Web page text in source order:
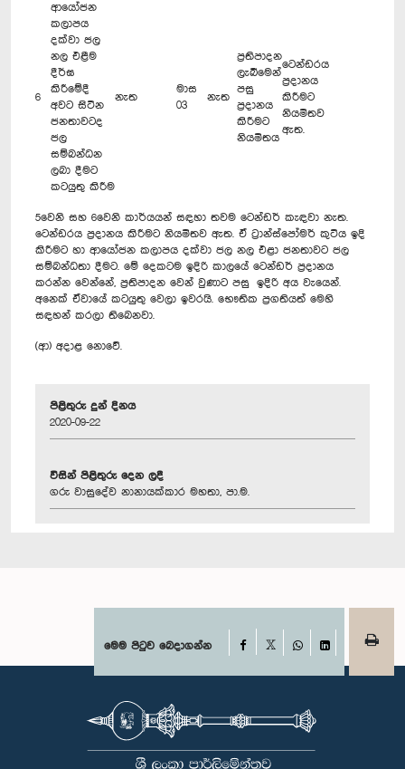
6
ආයෝජන
කලාපය
දක්වා ජල
නල එළීම
දීර්ඝ
කිරීමේදී
අවට සිටින
ජනතාවටද
ජල
සම්බන්ධන
ලබා දීමට
කටයුතු කිරීම
නැත
මාස
03
නැත
ප්‍රතිපාදන
ලැබීමෙන්
පසු
ප්‍රදානය
කිරීමට
නියමිතය
ටෙන්ඩරය
ප්‍රදානය
කිරීමට
නියමිතව
ඇත.
5වෙනි සහ 6වෙනි කාර්යයන් සඳහා තවම ටෙන්ඩර් කැඳවා නැත.
ටෙන්ඩරය ප්‍රදානය කිරීමට නියමිතව ඇත. ඒ ට්‍රාන්ස්පෝමර් කුටිය ඉදි
කිරීමට හා ආයෝජන කලාපය දක්වා ජල නල එළා ජනතාවට ජල
සම්බන්ධතා දීමට. මේ දෙක‍ටම ඉදිරි කාලයේ ටෙන්ඩර් ප්‍රදානය
කරන්න වෙන්නේ, ප්‍රතිපාදන වෙන් වුණාට පසු ඉදිරි අය වැයෙන්.
අනෙක් ඒවායේ කටයුතු වෙලා ඉවරයි. භෞතික ප්‍රගතියත් මෙහි
සඳහන් කරලා තිබෙනවා.
(ආ) අදාළ නොවේ.
පිළිතුරු දුන් දිනය
2020-09-22
විසින් පිළිතුරු දෙන ලදී
ගරු වාසුදේව නානායක්කාර මහතා, පා.ම.
මෙම පිටුව බෙදාගන්න Facebook
WhatsAppLinkedIn